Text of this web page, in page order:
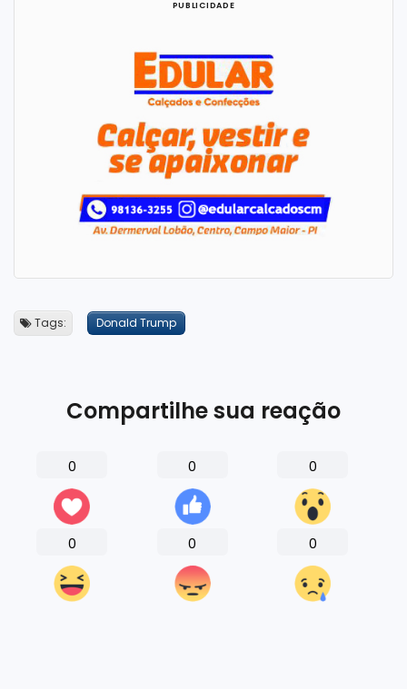
Tags: Donald Trump
Compartilhe sua reação
0 0 0
0 0 0